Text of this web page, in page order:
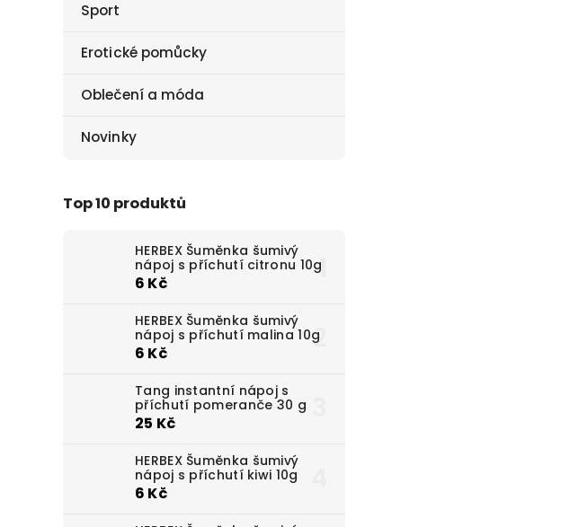
Sport
Erotické pomůcky
Oblečení a móda
Novinky
Top 10 produktů
HERBEX Šuměnka šumivý
nápoj s příchutí citronu 10g
6 Kč
HERBEX Šuměnka šumivý
nápoj s příchutí malina 10g
6 Kč
Tang instantní nápoj s
příchutí pomeranče 30 g
25 Kč
HERBEX Šuměnka šumivý
nápoj s příchutí kiwi 10g
6 Kč